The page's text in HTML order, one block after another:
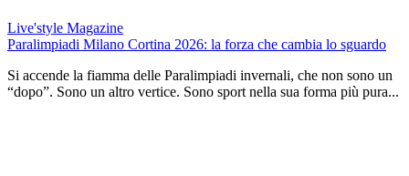
Live'style Magazine
Paralimpiadi Milano Cortina 2026: la forza che cambia lo sguardo
Si accende la fiamma delle Paralimpiadi invernali, che non sono un
“dopo”. Sono un altro vertice. Sono sport nella sua forma più pura...